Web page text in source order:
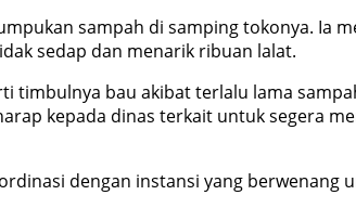
sampah di samping tokonya. Ia
sedap dan menarik ribuan lalat.
timbulnya bau akibat terlalu lama
kepada dinas terkait untuk segera
dengan instansi yang berwenang